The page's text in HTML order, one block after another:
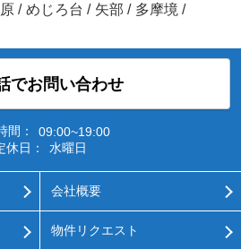
/ めじろ台 / 矢部 / 多摩境 /
でお問い合わせ
間：
09:00~19:00
休日：
水曜日
会社概要
物件リクエスト